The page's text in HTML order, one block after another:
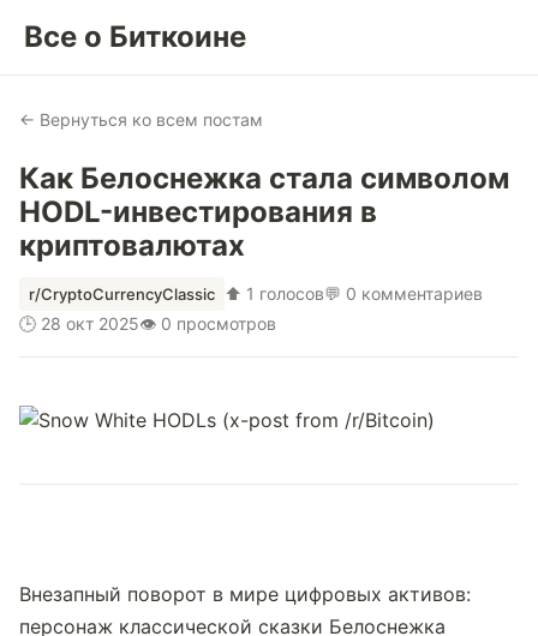
Все о Биткоине
← Вернуться ко всем постам
Как Белоснежка стала символом
HODL-инвестирования в
криптовалютах
r/CryptoCurrencyClassic ⬆ 1 голосов💬 0 комментариев
🕒 28 окт 2025👁 0 просмотров
Внезапный поворот в мире цифровых активов:
персонаж классической сказки Белоснежка